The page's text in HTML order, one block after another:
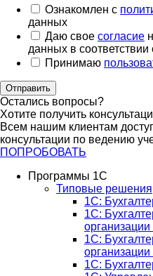
Ознакомлен с
данных
Даю свое согласие
данных в
Принимаю
Отправить
Остались вопросы?
Хотите получить
Всем нашим клиентам
консультации по ведению
ПОПРОБОВАТЬ
Программы 1С
Типовые решения
1C:
1С:
1С:
1C: